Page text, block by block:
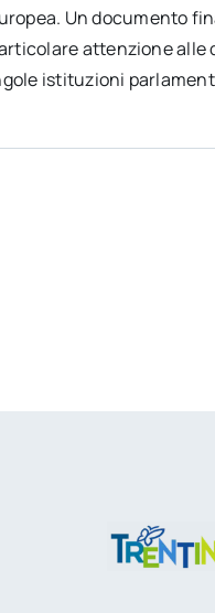
Un documento
attenzione alle
istituzioni